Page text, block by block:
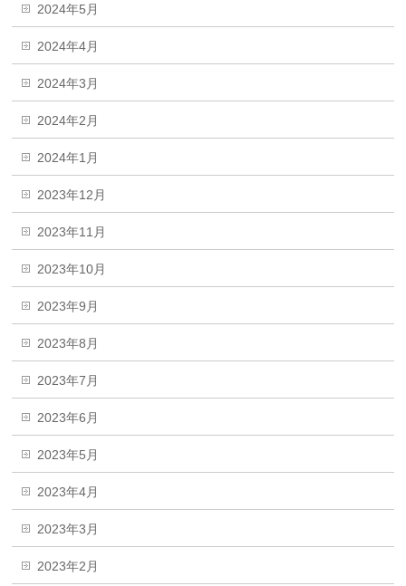
2024年5月
2024年4月
2024年3月
2024年2月
2024年1月
2023年12月
2023年11月
2023年10月
2023年9月
2023年8月
2023年7月
2023年6月
2023年5月
2023年4月
2023年3月
2023年2月